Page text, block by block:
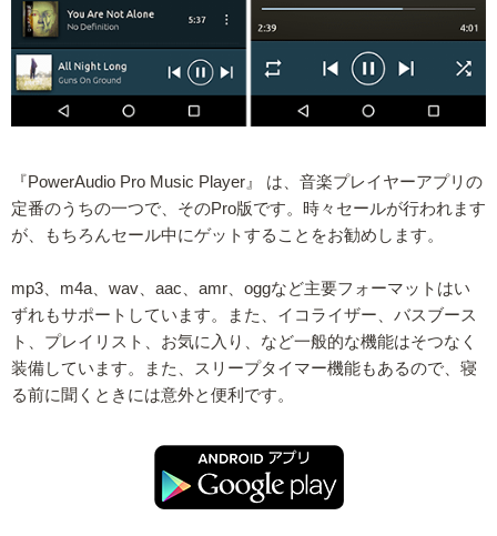
『PowerAudio Pro Music Player』 は、音楽プレイヤーアプリの
定番のうちの一つで、そのPro版です。時々セールが行われます
が、もちろんセール中にゲットすることをお勧めします。
mp3、m4a、wav、aac、amr、oggなど主要フォーマットはい
ずれもサポートしています。また、イコライザー、バスブース
ト、プレイリスト、お気に入り、など一般的な機能はそつなく
装備しています。また、スリープタイマー機能もあるので、寝
る前に聞くときには意外と便利です。